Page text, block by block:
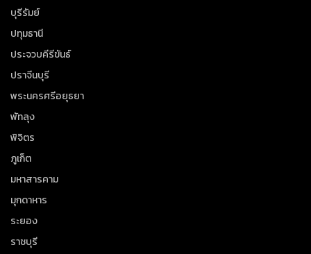
บุรีรัมย์
ปทุมธานี
ประจวบคีรีขันธ์
ปราจีนบุรี
พระนครศรีอยุธยา
พัทลุง
พิจิตร
ภูเก็ต
มหาสารคาม
มุกดาหาร
ระยอง
ราชบุรี